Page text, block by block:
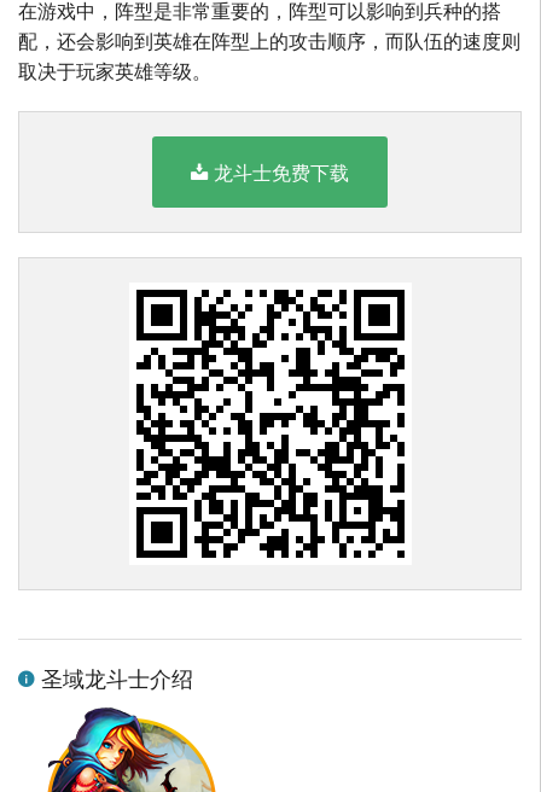
在游戏中，阵型是非常重要的，阵型可以影响到兵种的搭
配，还会影响到英雄在阵型上的攻击顺序，而队伍的速度则
取决于玩家英雄等级。
龙斗士免费下载
圣域龙斗士介绍